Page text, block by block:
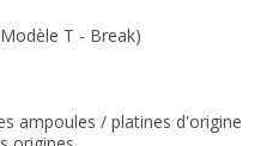
T - Break)
ampoules / platines d'origine